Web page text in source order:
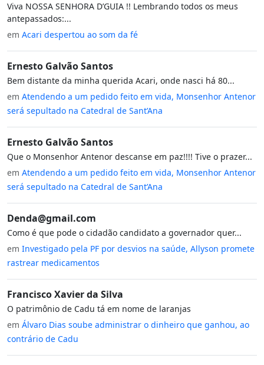
Viva NOSSA SENHORA D’GUIA !! Lembrando todos os meus
antepassados:...
em Acari despertou ao som da fé
Ernesto Galvão Santos
Bem distante da minha querida Acari, onde nasci há 80...
em Atendendo a um pedido feito em vida, Monsenhor Antenor
será sepultado na Catedral de Sant’Ana
Ernesto Galvão Santos
Que o Monsenhor Antenor descanse em paz!!!! Tive o prazer...
em Atendendo a um pedido feito em vida, Monsenhor Antenor
será sepultado na Catedral de Sant’Ana
Denda@gmail.com
Como é que pode o cidadão candidato a governador quer...
em Investigado pela PF por desvios na saúde, Allyson promete
rastrear medicamentos
Francisco Xavier da Silva
O patrimônio de Cadu tá em nome de laranjas
em Álvaro Dias soube administrar o dinheiro que ganhou, ao
contrário de Cadu